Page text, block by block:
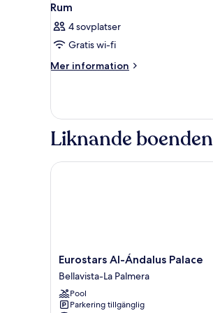
Rum
4 sovplatser
Gratis wi-fi
Mer information
Mer
Liknande boenden
Eurostars
Al-
Ándalus
Palace
Bellavista-
Eurostars Al-Ándalus Palace
Bellavista-La Palmera
Pool
Parkering tillgänglig
Eurostars Al-Ándalus Palace